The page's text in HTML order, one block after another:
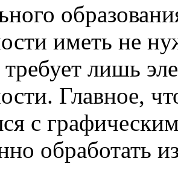
иметь не
лишь
Главное,
с
обработать